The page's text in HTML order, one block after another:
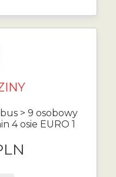
> 9 osobowy
4 osie EURO 1